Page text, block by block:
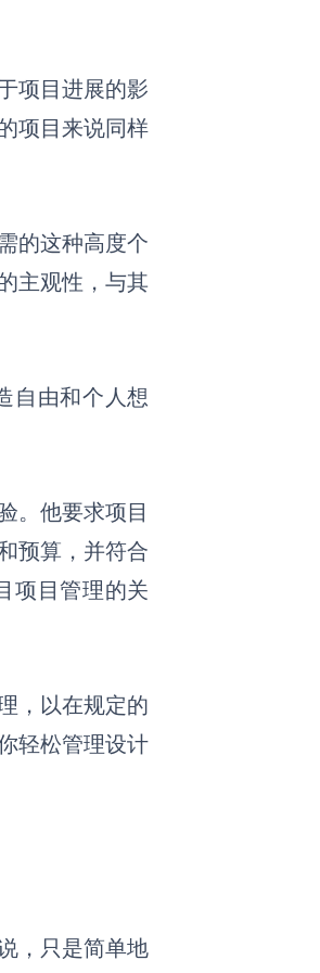
项目进展的影
项目来说同样
的这种高度个
主观性，与其
自由和个人想
。他要求项目
预算，并符合
项目管理的关
，以在规定的
轻松管理设计
，只是简单地